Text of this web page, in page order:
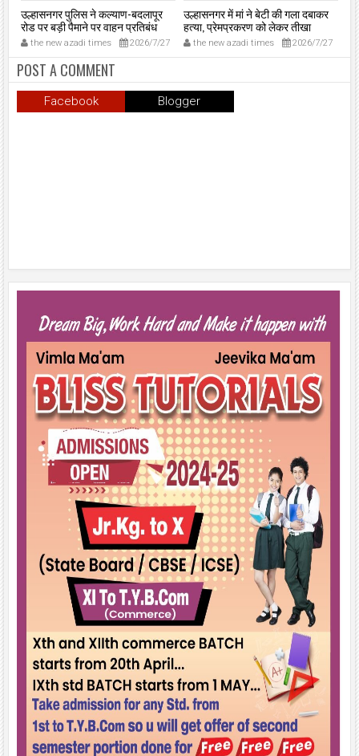
उल्हासनगर पुलिस ने कल्याण-बदलापूर
रोड पर बड़ी पैमाने पर वाहन प्रतिबंध
अभियान चलाया।
the new azadi times 2026/7/27
उल्हासनगर में मां ने बेटी की गला दबाकर
हत्या, प्रेमप्रकरण को लेकर तीखा
विवाद।
the new azadi times 2026/7/27
POST A COMMENT
Facebook Blogger